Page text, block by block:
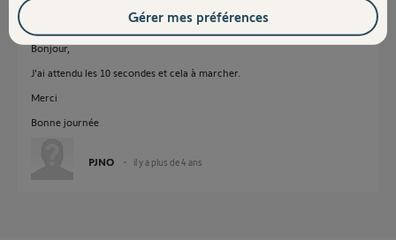
Bonjour,
J'ai attendu les 10 secondes et cela à marcher.
Merci
Bonne journée
PJNO il y a plus de 4 ans
Gérer mes préférences